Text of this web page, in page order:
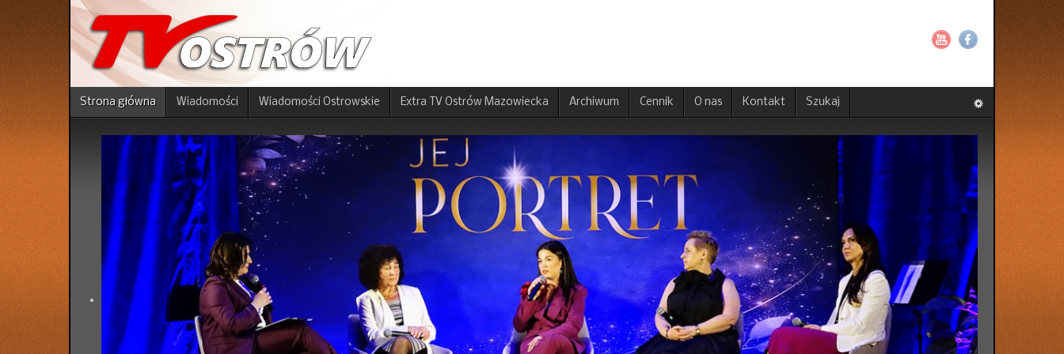
Strona główna Wiadomości Wiadomości Ostrowskie Extra TV Ostrów Mazowiecka Archiwum Cennik O nas Kontakt Szukaj